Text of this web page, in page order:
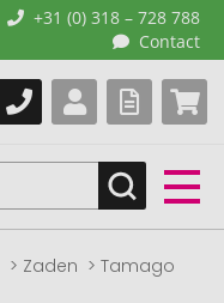
+31 (0) 318 – 728 788
Contact
Zaden
Tamago